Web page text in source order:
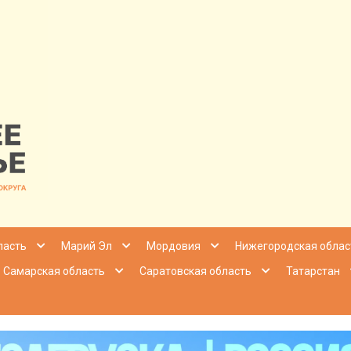
|Марий Эл Мордовия
Нижегородская
Самарская область Саратовская область
Татарстан